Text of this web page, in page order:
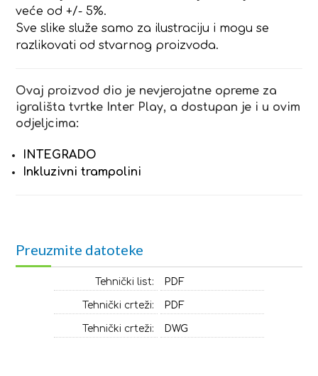
veće od +/- 5%.
Sve slike služe samo za ilustraciju i mogu se
razlikovati od stvarnog proizvoda.
Ovaj proizvod dio je nevjerojatne opreme za
igrališta tvrtke Inter Play, a dostupan je i u ovim
odjeljcima:
INTEGRADO
Inkluzivni trampolini
Preuzmite datoteke
Tehnički list: PDF
Tehnički crteži: PDF
Tehnički crteži: DWG